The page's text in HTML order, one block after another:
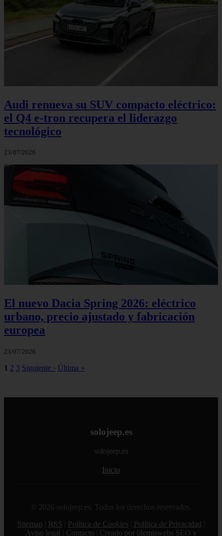
Audi renueva su SUV compacto eléctrico:
el Q4 e‑tron recupera el liderazgo
tecnológico
23/07/2026
El nuevo Dacia Spring 2026: eléctrico
urbano, precio ajustado y fabricación
europea
23/07/2026
1 2 3 Siguiente › Última »
solojeep.es
solojeep.es
Inicio
© 2026 solojeep.es. Todos los derechos reservados.
Sitemap
RSS Política de Cookies Política de Privacidad
Aviso legal
Contacto Creado por 0lemiswebs SEO y